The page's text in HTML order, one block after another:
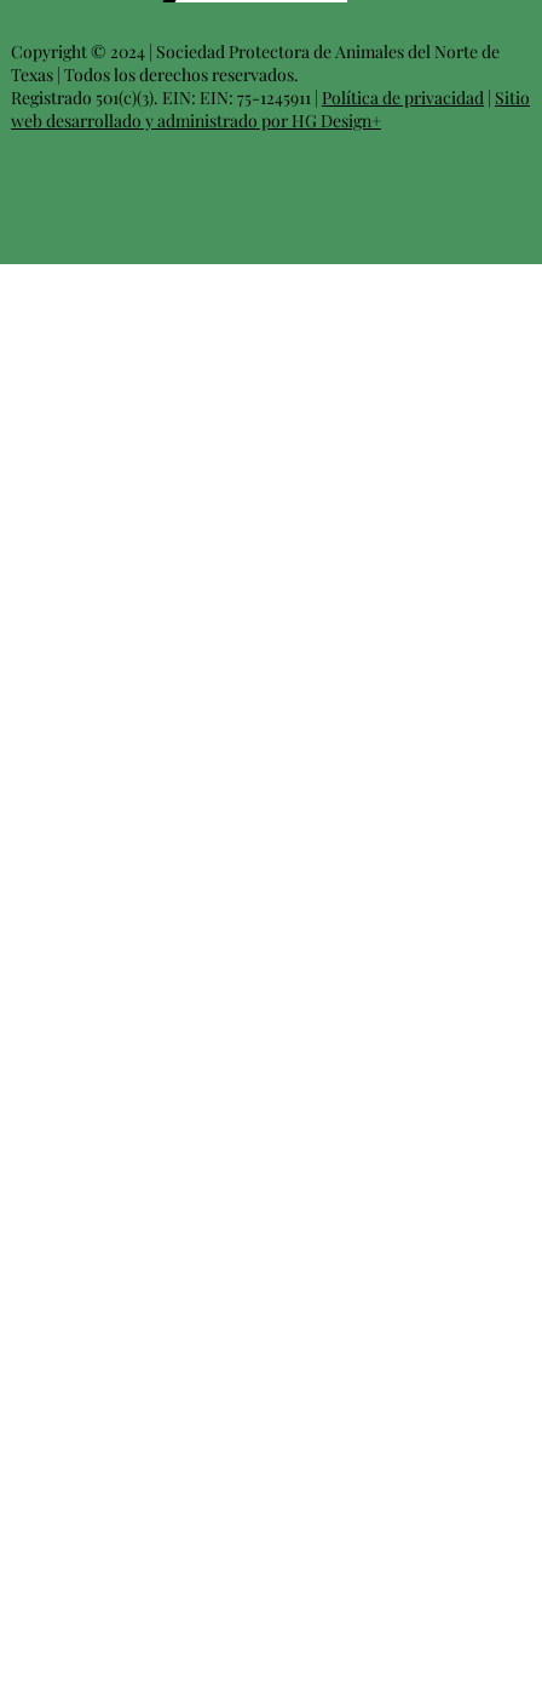
Copyright © 2024 | Sociedad Protectora de Animales del Norte de
Texas | Todos los derechos reservados.
Registrado 501(c)(3). EIN: EIN: 75-1245911 | Política de privacidad| Sitio
web desarrollado y administrado por HG Design+